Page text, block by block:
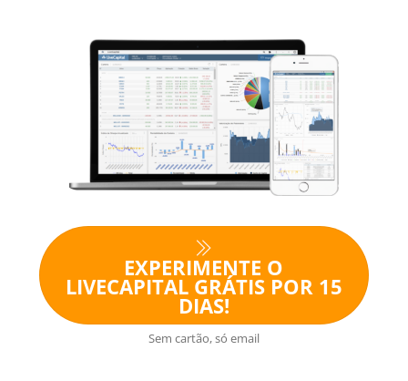
EXPERIMENTE O
LIVECAPITAL GRÁTIS POR 15
DIAS!
Sem cartão, só email